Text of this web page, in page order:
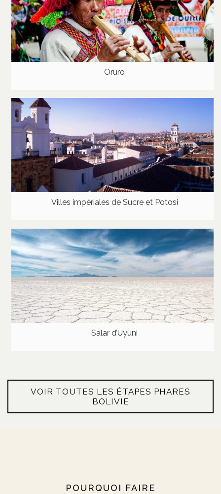
Oruro
Villes impériales de Sucre et Potosi
Salar d’Uyuni
VOIR TOUTES LES ÉTAPES PHARES
BOLIVIE
POURQUOI FAIRE